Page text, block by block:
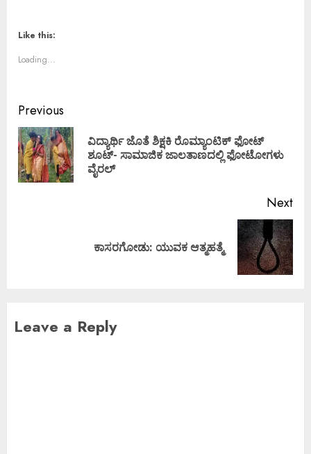
Like this:
Loading...
Previous
ವಿದ್ಯಾರ್ಥಿ ಜೊತೆ ಶಿಕ್ಷಕಿ ರೊಮ್ಯಾಂಟಿಕ್‌ ಫೋಟ್‌
ಶೂಟ್‌- ಸಾಮಾಜಿಕ ಜಾಲತಾಣದಲ್ಲಿ ಫೋಟೋಗಳು
ವೈರಲ್
Next
ಕಾಸರಗೋಡು: ಯುವಕ ಆತ್ಮಹತ್ಮೆ
Leave a Reply